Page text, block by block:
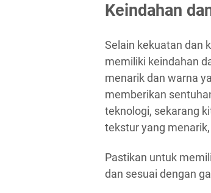
Keindahan
Selain kekuatan dan
memiliki keindahan
menarik dan warna
memberikan
teknologi, sekarang
tekstur yang
Pastikan untuk
dan sesuai dengan